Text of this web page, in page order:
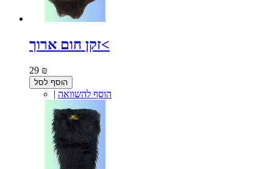
זקן חום ארוך<
29 ₪
הוסף לסל
| הוסף להשוואה